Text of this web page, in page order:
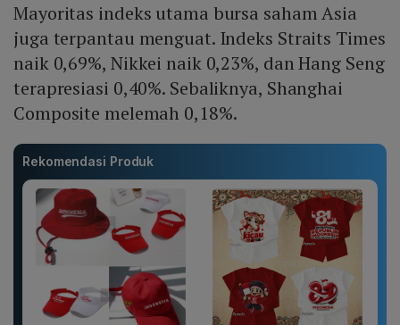
Mayoritas indeks utama bursa saham Asia
juga terpantau menguat. Indeks Straits Times
naik 0,69%, Nikkei naik 0,23%, dan Hang Seng
terapresiasi 0,40%. Sebaliknya, Shanghai
Composite melemah 0,18%.
Rekomendasi Produk